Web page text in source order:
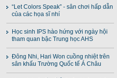
“Let Colors Speak” - sân chơi hấp dẫn
của các họa sĩ nhí
Học sinh IPS hào hứng với ngày hội
tham quan bậc Trung học AHS
Đông Nhi, Hari Won cuồng nhiệt trên
sân khấu Trường Quốc tế Á Châu